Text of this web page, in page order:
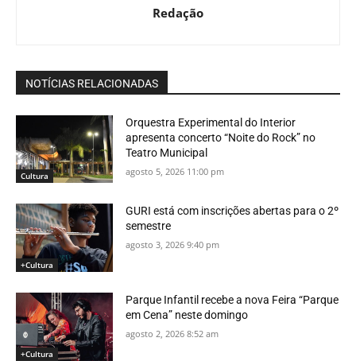
Redação
NOTÍCIAS RELACIONADAS
Cultura
Orquestra Experimental do Interior
apresenta concerto “Noite do Rock” no
Teatro Municipal
agosto 5, 2026 11:00 pm
+Cultura
GURI está com inscrições abertas para o 2º
semestre
agosto 3, 2026 9:40 pm
+Cultura
Parque Infantil recebe a nova Feira “Parque
em Cena” neste domingo
agosto 2, 2026 8:52 am